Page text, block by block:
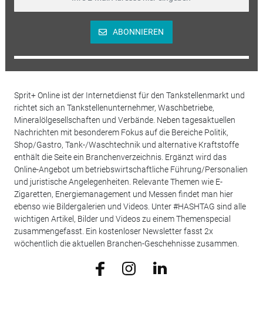
ABONNIEREN
Sprit+ Online ist der Internetdienst für den Tankstellenmarkt und
richtet sich an Tankstellenunternehmer, Waschbetriebe,
Mineralölgesellschaften und Verbände. Neben tagesaktuellen
Nachrichten mit besonderem Fokus auf die Bereiche Politik,
Shop/Gastro, Tank-/Waschtechnik und alternative Kraftstoffe
enthält die Seite ein Branchenverzeichnis. Ergänzt wird das
Online-Angebot um betriebswirtschaftliche Führung/Personalien
und juristische Angelegenheiten. Relevante Themen wie E-
Zigaretten, Energiemanagement und Messen findet man hier
ebenso wie Bildergalerien und Videos. Unter #HASHTAG sind alle
wichtigen Artikel, Bilder und Videos zu einem Themenspecial
zusammengefasst. Ein kostenloser Newsletter fasst 2x
wöchentlich die aktuellen Branchen-Geschehnisse zusammen.